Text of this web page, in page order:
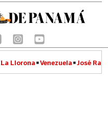
La Llorona Venezuela José